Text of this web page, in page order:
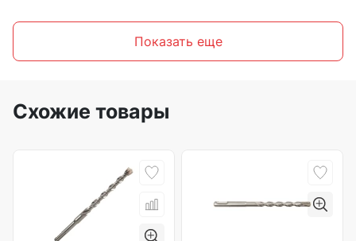
Показать еще
Схожие товары